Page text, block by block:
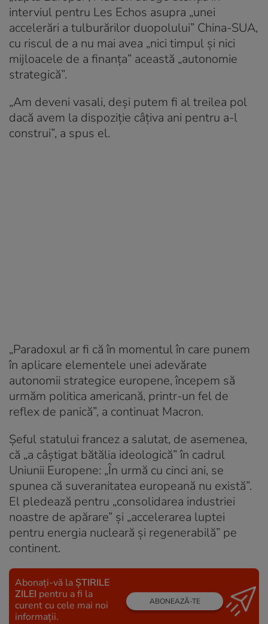
interviul pentru Les Echos asupra „unei
accelerări a tulburărilor duopolului” China-SUA,
cu riscul de a nu mai avea „nici timpul şi nici
mijloacele de a finanţa” această „autonomie
strategică”.
„Am deveni vasali, deşi putem fi al treilea pol
dacă avem la dispoziţie câţiva ani pentru a-l
construi”, a spus el.
„Paradoxul ar fi că în momentul în care punem
în aplicare elementele unei adevărate
autonomii strategice europene, începem să
urmăm politica americană, printr-un fel de
reflex de panică”, a continuat Macron.
Şeful statului francez a salutat, de asemenea,
că „a câştigat bătălia ideologică” în cadrul
Uniunii Europene: „În urmă cu cinci ani, se
spunea că suveranitatea europeană nu există”.
El pledează pentru „consolidarea industriei
noastre de apărare” şi „accelerarea luptei
pentru energia nucleară şi regenerabilă” pe
continent.
Abonați-vă la ȘTIRILE
ZILEI pentru a fi la
curent cu cele mai noi
informații.
ABONEAZĂ-TE